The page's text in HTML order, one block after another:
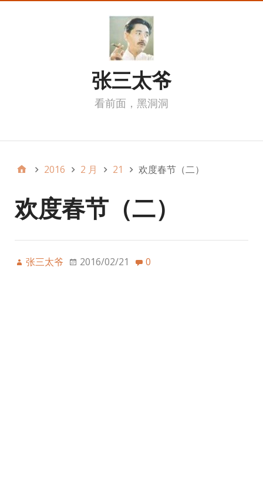
张三太爷
看前面，黑洞洞
2016 2 月 21 欢度春节（二）
欢度春节（二）
张三太爷 2016/02/21 0